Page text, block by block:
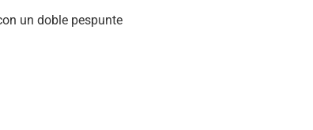
un doble pespunte